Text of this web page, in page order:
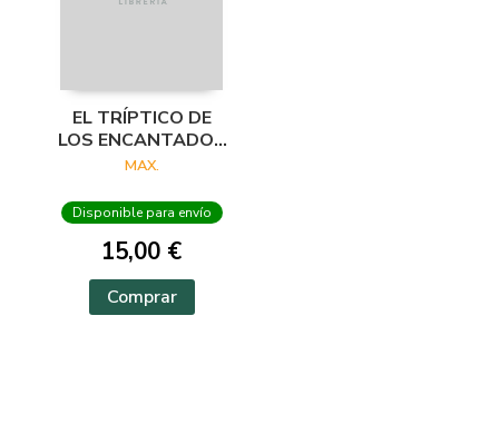
EL TRÍPTICO DE
LOS ENCANTADOS
(MAX)
MAX.
Disponible para envío
15,00 €
Comprar